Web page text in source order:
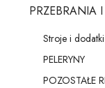
PRZEBRANIA
Stroje i
PELERYNY
POZOSTAŁE